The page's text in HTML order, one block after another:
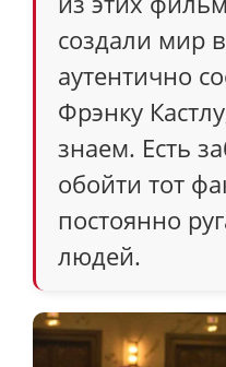
создали мир
аутентично
Фрэнку
знаем. Есть
обойти тот
постоянно
людей.